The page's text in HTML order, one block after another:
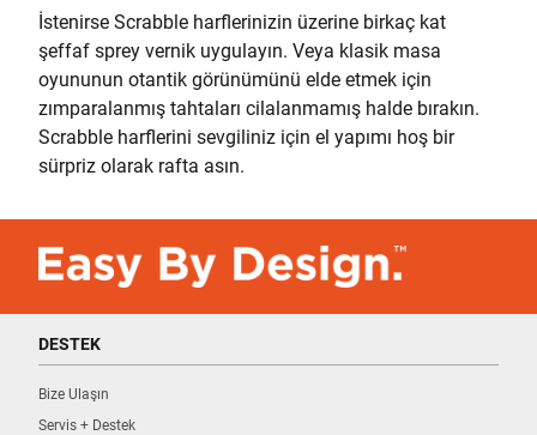
İstenirse Scrabble harflerinizin üzerine birkaç kat
şeffaf sprey vernik uygulayın. Veya klasik masa
oyununun otantik görünümünü elde etmek için
zımparalanmış tahtaları cilalanmamış halde bırakın.
Scrabble harflerini sevgiliniz için el yapımı hoş bir
sürpriz olarak rafta asın.
DESTEK
Bize Ulaşın
Servis + Destek